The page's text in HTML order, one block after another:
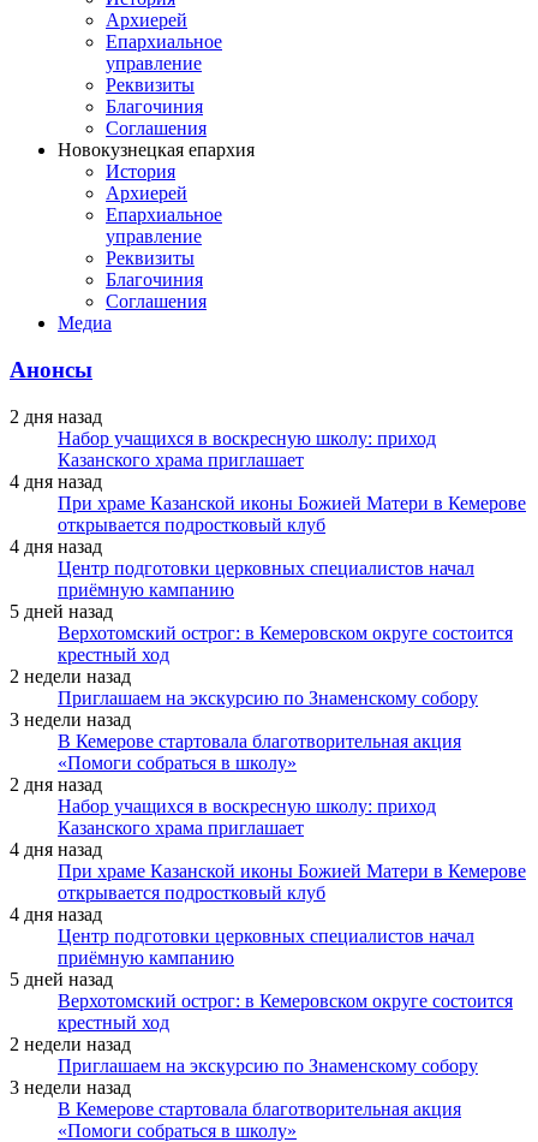
Архиерей
Епархиальное
управление
Реквизиты
Благочиния
Соглашения
Новокузнецкая епархия
История
Архиерей
Епархиальное
управление
Реквизиты
Благочиния
Соглашения
Медиа
Анонсы
2 дня назад
Набор учащихся в воскресную школу: приход
Казанского храма приглашает
4 дня назад
При храме Казанской иконы Божией Матери в Кемерове
открывается подростковый клуб
4 дня назад
Центр подготовки церковных специалистов начал
приёмную кампанию
5 дней назад
Верхотомский острог: в Кемеровском округе состоится
крестный ход
2 недели назад
Приглашаем на экскурсию по Знаменскому собору
3 недели назад
В Кемерове стартовала благотворительная акция
«Помоги собраться в школу»
2 дня назад
Набор учащихся в воскресную школу: приход
Казанского храма приглашает
4 дня назад
При храме Казанской иконы Божией Матери в Кемерове
открывается подростковый клуб
4 дня назад
Центр подготовки церковных специалистов начал
приёмную кампанию
5 дней назад
Верхотомский острог: в Кемеровском округе состоится
крестный ход
2 недели назад
Приглашаем на экскурсию по Знаменскому собору
3 недели назад
В Кемерове стартовала благотворительная акция
«Помоги собраться в школу»